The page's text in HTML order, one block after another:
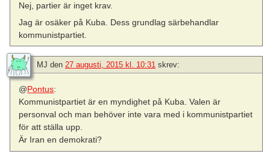
Nej, partier är inget krav.
Jag är osäker på Kuba. Dess grundlag särbehandlar
kommunistpartiet.
MJ den 27 augusti, 2015 kl. 10:31 skrev:
@Pontus:
Kommunistpartiet är en myndighet på Kuba. Valen är
personval och man behöver inte vara med i kommunistpartiet
för att ställa upp.
Är Iran en demokrati?